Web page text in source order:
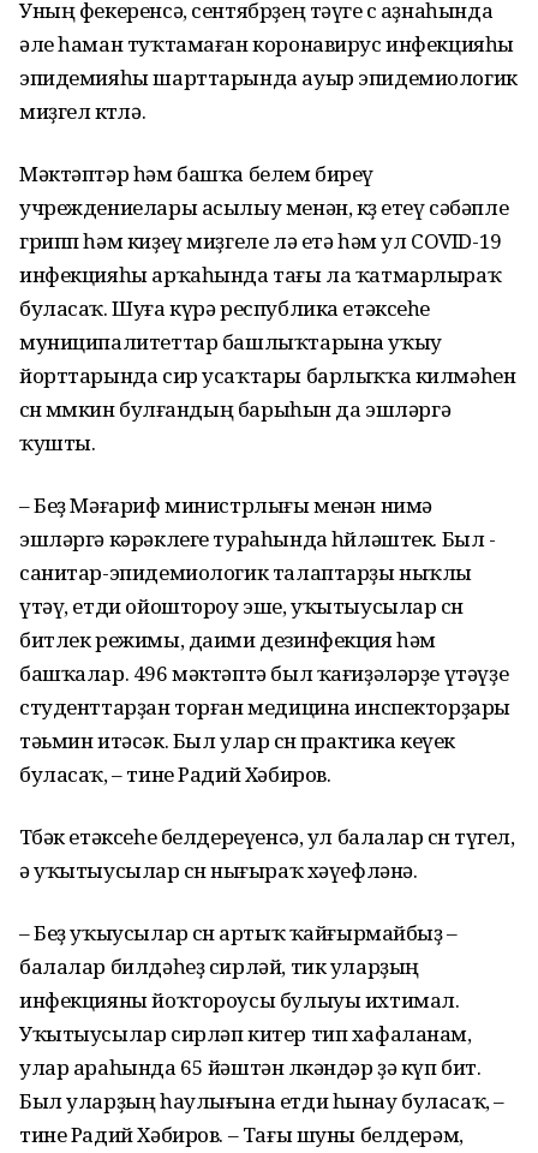
Уның фекеренсә, сентябрҙең тәүге өс аҙнаһында
әле һаман туҡтамаған коронавирус инфекцияһы
эпидемияһы шарттарында ауыр эпидемиологик
миҙгел көтөлә.
Мәктәптәр һәм башҡа белем биреү
учреждениелары асылыу менән, көҙ етеү сәбәпле
грипп һәм киҙеү миҙгеле лә етә һәм ул COVID-19
инфекцияһы арҡаһында тағы ла ҡатмарлыраҡ
буласаҡ. Шуға күрә республика етәксеһе
муниципалитеттар башлыҡтарына уҡыу
йорттарында сир усаҡтары барлыҡҡа килмәһен
өсөн мөмкин булғандың барыһын да эшләргә
ҡушты.
– Беҙ Мәғариф министрлығы менән нимә
эшләргә кәрәклеге тураһында һөйләштек. Был -
санитар-эпидемиологик талаптарҙы ныҡлы
үтәү, етди ойоштороу эше, уҡытыусылар өсөн
битлек режимы, даими дезинфекция һәм
башҡалар. 496 мәктәптә был ҡағиҙәләрҙе үтәүҙе
студенттарҙан торған медицина инспекторҙары
тәьмин итәсәк. Был улар өсөн практика кеүек
буласаҡ, – тине Радий Хәбиров.
Төбәк етәксеһе белдереүенсә, ул балалар өсөн түгел,
ә уҡытыусылар өсөн нығыраҡ хәүефләнә.
– Беҙ уҡыусылар өсөн артыҡ ҡайғырмайбыҙ –
балалар билдәһеҙ сирләй, тик уларҙың
инфекцияны йоҡтороусы булыуы ихтимал.
Уҡытыусылар сирләп китер тип хафаланам,
улар араһында 65 йәштән өлкәндәр ҙә күп бит.
Был уларҙың һаулығына етди һынау буласаҡ, –
тине Радий Хәбиров. – Тағы шуны белдерәм,